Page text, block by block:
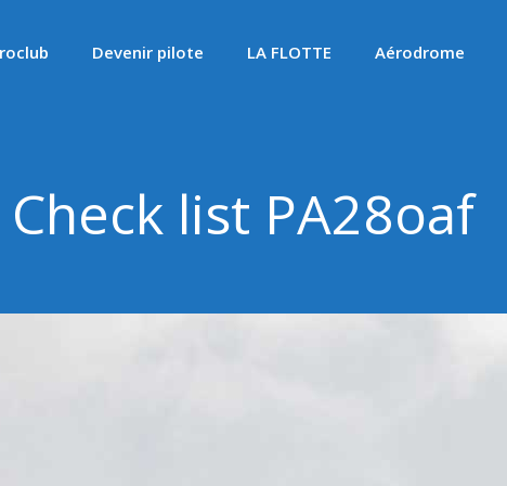
Devenir pilote LA FLOTTE Aérodrome
Check list PA28oaf